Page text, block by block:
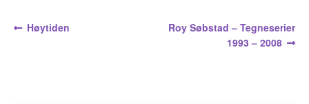
Innleggsnavigasjon
Forrige
Høytiden
Neste
Roy Søbstad – Tegneserier
1993 – 2008